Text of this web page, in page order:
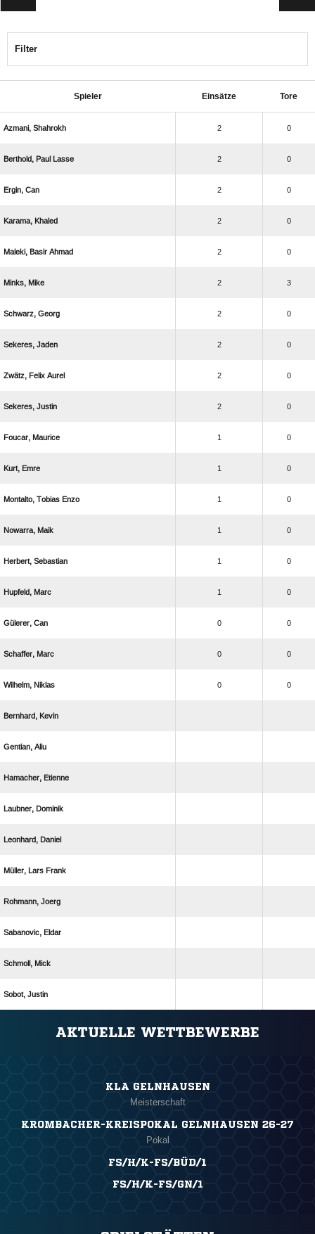
Filter
Spieler Einsätze Tore
  2 0
   2 0
  2 0
  2 0
   2 0
  2 3
  2 0
  2 0
   2 0
  2 0
  1 0
  1 0
   1 0
  1 0
  1 0
  1 0
  0 0
  0 0
  0 0
 
 
 
 
 
  
 
 
 
 
AKTUELLE WETTBEWERBE
KLA GELNHAUSEN
Meisterschaft
KROMBACHER-KREISPOKAL GELNHAUSEN 26-27
Pokal
FS/H/K-FS/BÜD/1
FS/H/K-FS/GN/1